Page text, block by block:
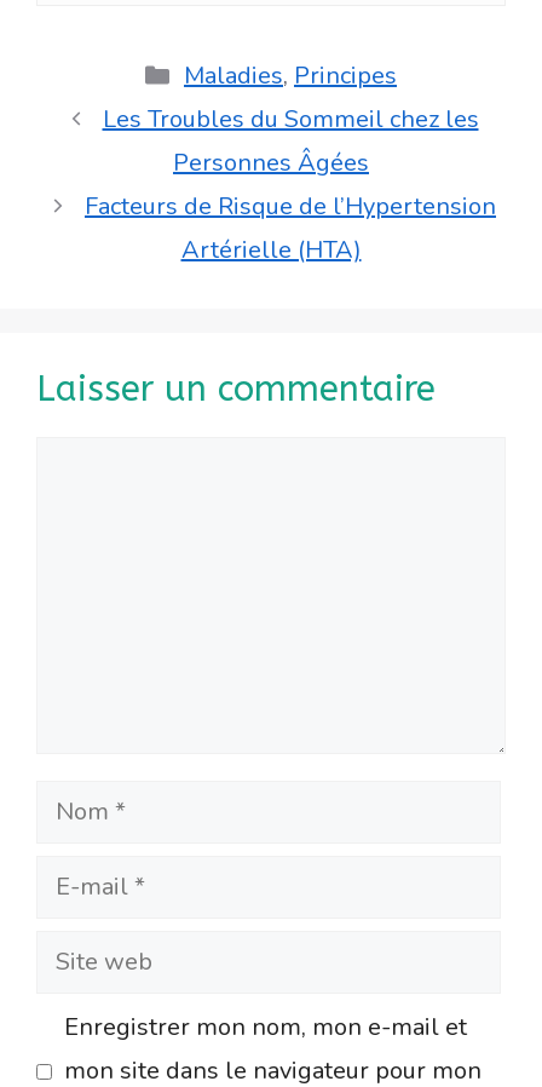
Catégories
Maladies, Principes
Les Troubles du Sommeil chez les
Personnes Âgées
Facteurs de Risque de l’Hypertension
Artérielle (HTA)
Laisser un commentaire
Nom
E-
Site
Enregistrer mon nom, mon e-mail et
mon site dans le navigateur pour mon